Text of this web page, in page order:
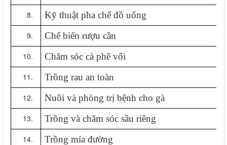
Kỹ thuật pha chế đồ uống
Chế biến rượu cần
Chăm sóc cà phê vối
Trồng rau an toàn
Nuôi và phòng trị bệnh cho gà
Trồng và chăm sóc sầu riêng
Trồng mía đường